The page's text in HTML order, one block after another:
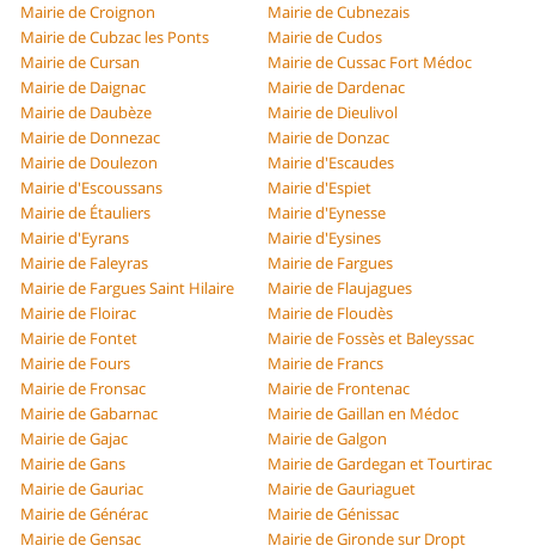
Mairie de Croignon
Mairie de Cubnezais
Mairie de Cubzac les Ponts
Mairie de Cudos
Mairie de Cursan
Mairie de Cussac Fort Médoc
Mairie de Daignac
Mairie de Dardenac
Mairie de Daubèze
Mairie de Dieulivol
Mairie de Donnezac
Mairie de Donzac
Mairie de Doulezon
Mairie d'Escaudes
Mairie d'Escoussans
Mairie d'Espiet
Mairie de Étauliers
Mairie d'Eynesse
Mairie d'Eyrans
Mairie d'Eysines
Mairie de Faleyras
Mairie de Fargues
Mairie de Fargues Saint Hilaire
Mairie de Flaujagues
Mairie de Floirac
Mairie de Floudès
Mairie de Fontet
Mairie de Fossès et Baleyssac
Mairie de Fours
Mairie de Francs
Mairie de Fronsac
Mairie de Frontenac
Mairie de Gabarnac
Mairie de Gaillan en Médoc
Mairie de Gajac
Mairie de Galgon
Mairie de Gans
Mairie de Gardegan et Tourtirac
Mairie de Gauriac
Mairie de Gauriaguet
Mairie de Générac
Mairie de Génissac
Mairie de Gensac
Mairie de Gironde sur Dropt